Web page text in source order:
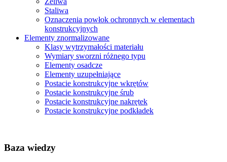
Staliwa
Oznaczenia powłok ochronnych w elementach
konstrukcyjnych
Elementy znormalizowane
Klasy wytrzymałości materiału
Wymiary sworzni różnego typu
Elementy osadcze
Elementy uzupełniające
Postacie konstrukcyjne wkrętów
Postacie konstrukcyjne śrub
Postacie konstrukcyjne nakrętek
Postacie konstrukcyjne podkładek
Baza wiedzy